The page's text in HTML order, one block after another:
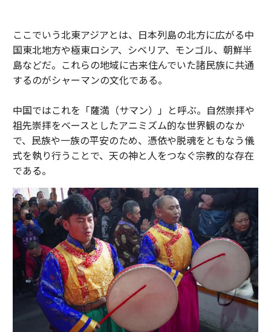
ここでいう北東アジアとは、日本列島の北方に広がる中
国東北地方や極東ロシア、シベリア、モンゴル、朝鮮半
島などだ。これらの地域に古来住んでいた諸民族に共通
するのがシャーマンの文化である。
中国ではこれを「薩満（サマン）」と呼ぶ。自然崇拝や
祖先崇拝をベースとしたアニミズム的な世界観のなか
で、民族や一族の平安のため、憑依や脱魂をともなう儀
式を執り行うことで、天の神と人をつなぐ宗教的な存在
である。